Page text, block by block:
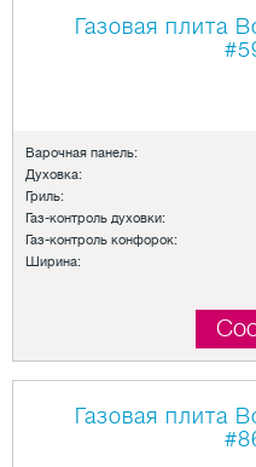
Газовая плита
Варочная панель:
Духовка:
Гриль:
Газ-контроль духовки:
Газ-контроль конфорок:
Ширина:
Газовая плита